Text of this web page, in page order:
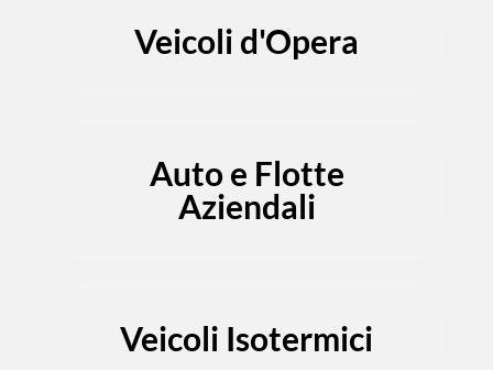
Veicoli d'Opera
Auto e Flotte
Aziendali
Veicoli Isotermici